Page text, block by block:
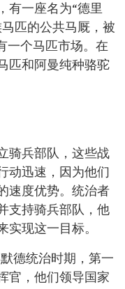
有一座名为“德里
匹的公共马厩，被
一个马匹市场。在
匹和阿曼纯种骆驼
骑兵部队，这些战
动迅速，因为他们
速度优势。统治者
支持骑兵部队，他
现这一目标。
德统治时期，第一
官，他们领导国家